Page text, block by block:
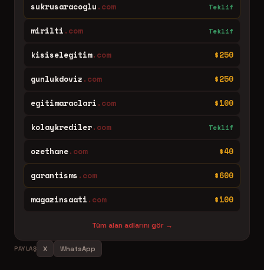
sukrusaracoglu .com Teklif
mirilti .com Teklif
kisiselegitim.com $250
gunlukdoviz .com $250
egitimaraclari .com $100
kolaykrediler.com Teklif
ozethane.com $40
garantisms .com $600
magazinsaati .com $100
Tüm alan adlarını gör →
PAYLAŞ X WhatsApp